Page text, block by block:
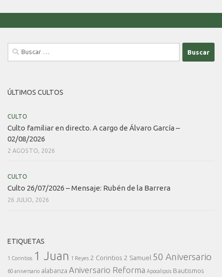
Buscar:
ÚLTIMOS CULTOS
CULTO
Culto familiar en directo. A cargo de Álvaro García –
02/08/2026
2 AGOSTO, 2026
CULTO
Culto 26/07/2026 – Mensaje: Rubén de la Barrera
26 JULIO, 2026
ETIQUETAS
1 Corintios 1 Juan 1 Reyes 2 Corintios 2 Samuel 50 Aniversario
60 aniversario alabanza Aniversario Reforma Apocalipsis Bautismos